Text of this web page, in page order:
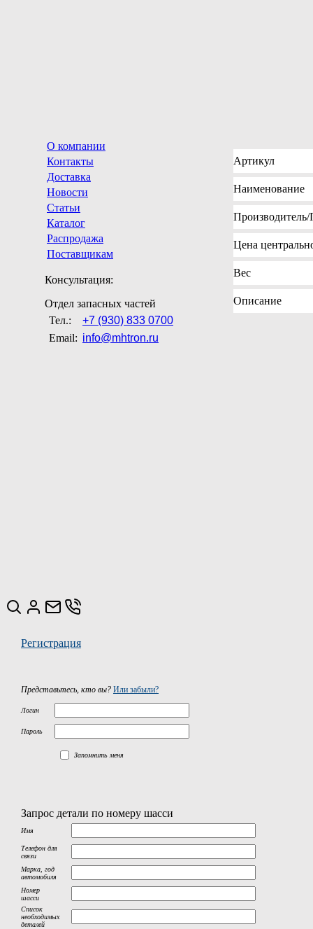
О компании
Контакты
Доставка
Новости
Статьи
Каталог
Распродажа
Поставщикам
Консультация:
Отдел запасных частей
Тел.:
+7 (930) 833 0700
Email: info@mhtron.ru
Артикул
Наименование
Производитель/
Цена
Вес
Описание
Регистрация
Представьтесь, кто вы? Или забыли?
Логин
Пароль
Запомнить меня
Запрос детали по номеру шасси
Имя
Телефон для
связи
Марка, год
автомобиля
Номер
шасси
Список
необходимых
деталей